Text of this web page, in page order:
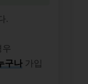
.
우
구나 가입